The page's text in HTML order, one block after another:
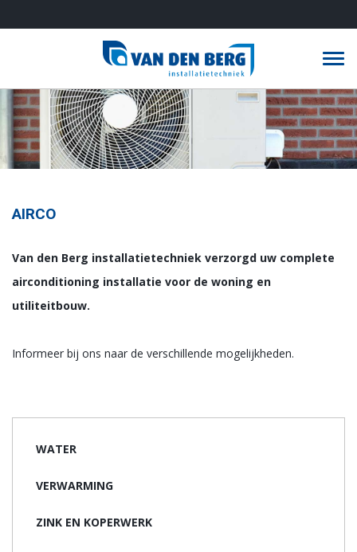
T
o
g
g
l
v
n
AIRCO
Van den Berg installatietechniek verzorgd uw complete
airconditioning installatie voor de woning en
utiliteitbouw.
Informeer bij ons naar de verschillende mogelijkheden.
WATER
VERWARMING
ZINK EN KOPERWERK